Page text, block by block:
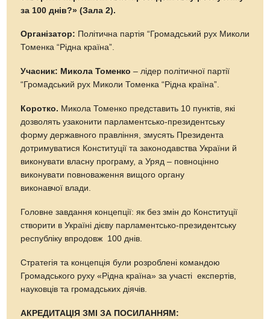
за 100 днів?» (Зала 2).
Організатор: Політична партія “Громадський рух Миколи
Томенка “Рідна країна”.
Учасник: Микола Томенко – лідер політичної партії
“Громадський рух Миколи Томенка “Рідна країна”.
Коротко. Микола Томенко представить 10 пунктів, які
дозволять узаконити парламентсько-президентську
форму державного правління, змусять Президента
дотримуватися Конституції та законодавства України й
виконувати власну програму, а Уряд – повноцінно
виконувати повноваження вищого органу
виконавчої влади.
Головне завдання концепції: як без змін до Конституції
створити в Україні дієву парламентсько-президентську
республіку впродовж 100 днів.
Стратегія та концепція були розроблені командою
Громадського руху «Рідна країна» за участі експертів,
науковців та громадських діячів.
АКРЕДИТАЦІЯ ЗМІ ЗА ПОСИЛАННЯМ: